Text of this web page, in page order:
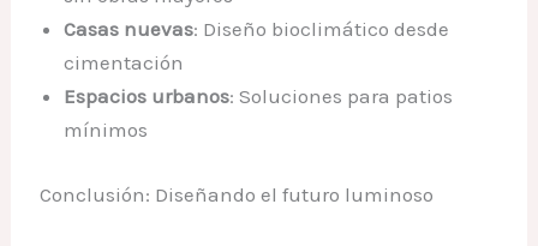
Casas nuevas: Diseño bioclimático desde
cimentación
Espacios urbanos: Soluciones para patios
mínimos
Conclusión: Diseñando el futuro luminoso